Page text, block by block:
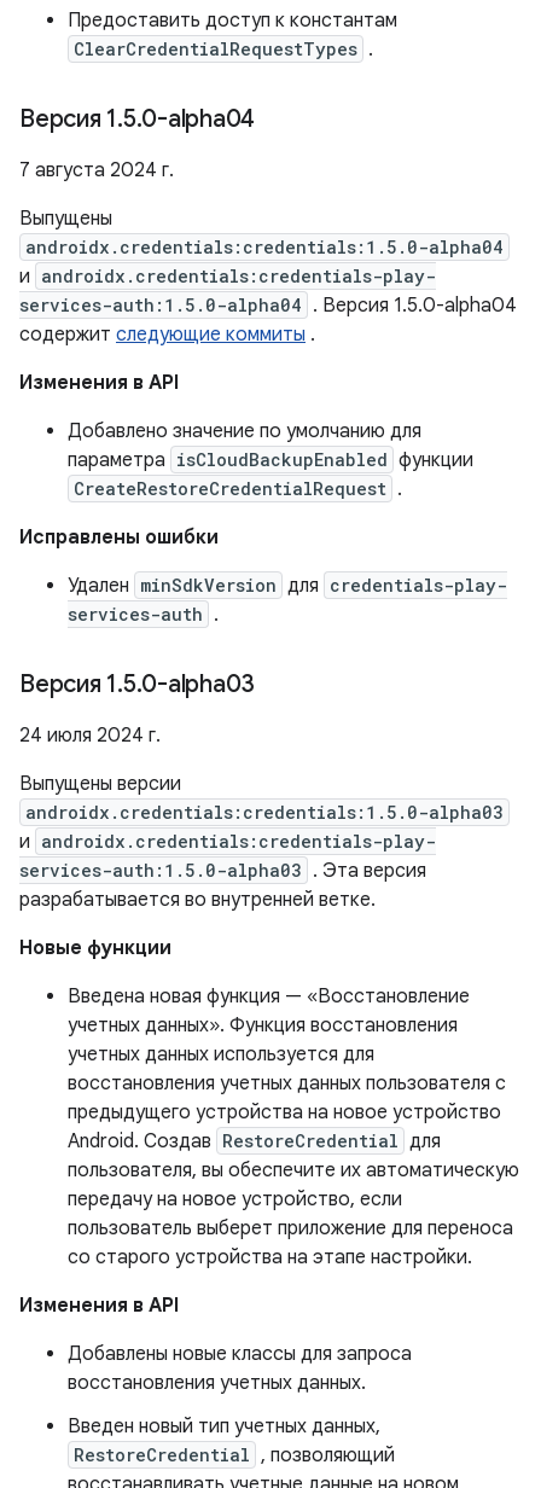
Предоставить доступ к константам
ClearCredentialRequestTypes .
Версия 1.5.0-alpha04
7 августа 2024 г.
Выпущены
androidx.credentials:credentials:1.5.0-alpha04
и androidx.credentials:credentials-play-
services-auth:1.5.0-alpha04 . Версия 1.5.0-alpha04
содержит следующие коммиты .
Изменения в API
Добавлено значение по умолчанию для
параметра isCloudBackupEnabled функции
CreateRestoreCredentialRequest .
Исправлены ошибки
Удален minSdkVersion для credentials-play-
services-auth .
Версия 1.5.0-alpha03
24 июля 2024 г.
Выпущены версии
androidx.credentials:credentials:1.5.0-alpha03
и androidx.credentials:credentials-play-
services-auth:1.5.0-alpha03 . Эта версия
разрабатывается во внутренней ветке.
Новые функции
Введена новая функция — «Восстановление
учетных данных». Функция восстановления
учетных данных используется для
восстановления учетных данных пользователя с
предыдущего устройства на новое устройство
Android. Создав RestoreCredential для
пользователя, вы обеспечите их автоматическую
передачу на новое устройство, если
пользователь выберет приложение для переноса
со старого устройства на этапе настройки.
Изменения в API
Добавлены новые классы для запроса
восстановления учетных данных.
Введен новый тип учетных данных,
RestoreCredential , позволяющий